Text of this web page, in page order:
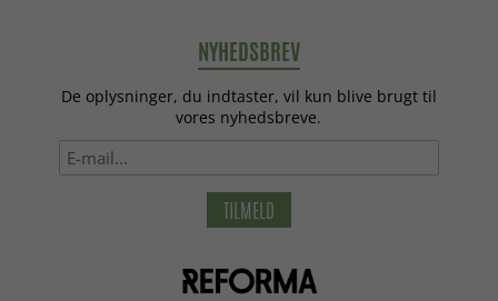
NYHEDSBREV
De oplysninger, du indtaster, vil kun blive brugt til
vores nyhedsbreve.
TILMELD